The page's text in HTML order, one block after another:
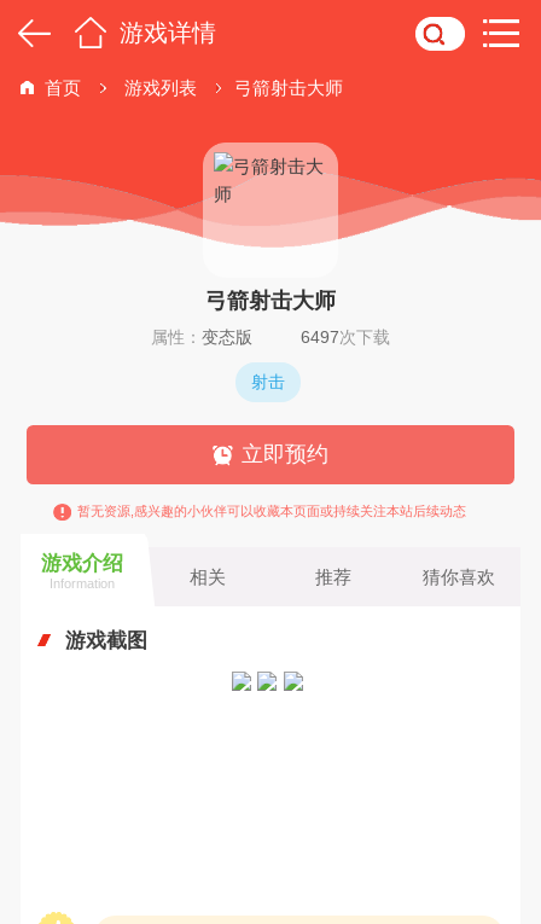
游戏详情
首页 游戏列表 弓箭射击大师
弓箭射击大师
属性： 变态版 6497次下载
射击
立即预约
暂无资源,感兴趣的小伙伴可以收藏本页面或持续关注本站后续动态
游戏介绍
Information 相关 推荐 猜你喜欢
游戏截图